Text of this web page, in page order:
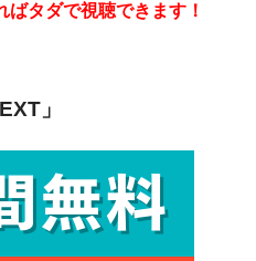
タダで視聴できます！
」